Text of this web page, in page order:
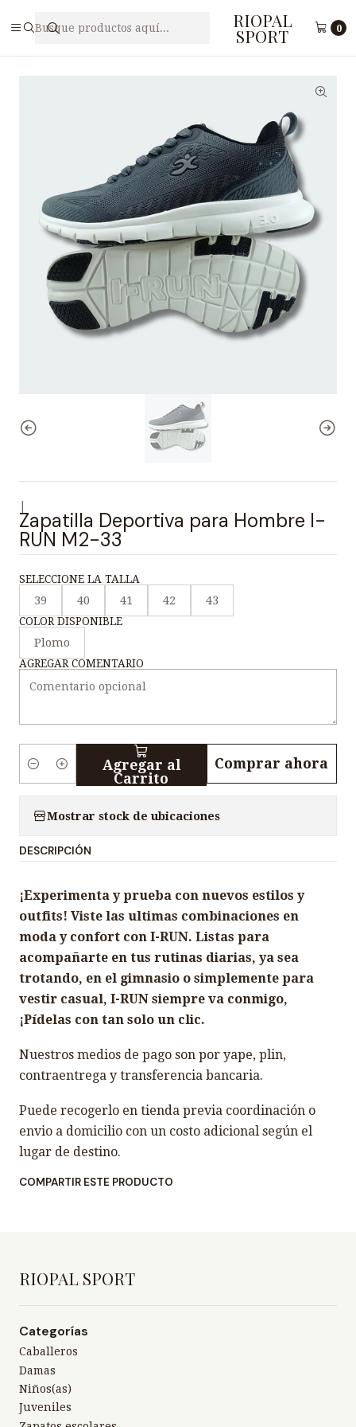
RIOPAL
SPORT 0
Zapatilla Deportiva para Hombre I-RUN M2-33
Zapatilla Deportiva para Hombre I-
RUN M2-33
SELECCIONE LA TALLA
39
40 41 42
43
COLOR DISPONIBLE
Plomo
AGREGAR COMENTARIO
i
a
d
Agregar al
Carrito
Comprar ahora
Mostrar stock de ubicaciones
DESCRIPCIÓN
¡Experimenta y prueba con nuevos estilos y
outfits! Viste las ultimas combinaciones en
moda y confort con I-RUN. Listas para
acompañarte en tus rutinas diarias, ya sea
trotando, en el gimnasio o simplemente para
vestir casual, I-RUN siempre va conmigo,
¡Pídelas con tan solo un clic.
Nuestros medios de pago son por yape, plin,
contraentrega y transferencia bancaria.
Puede recogerlo en tienda previa coordinación o
envio a domicilio con un costo adicional según el
lugar de destino.
COMPARTIR ESTE PRODUCTO
RIOPAL SPORT
Categorías
Caballeros
Damas
Niños(as)
Juveniles